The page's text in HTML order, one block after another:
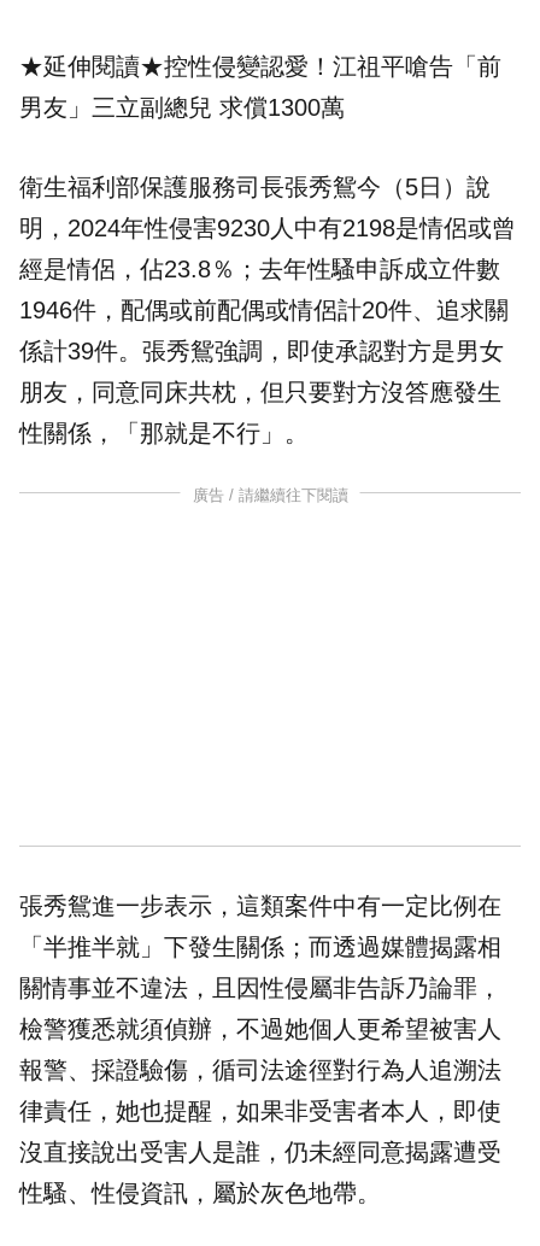
★延伸閱讀★控性侵變認愛！江祖平嗆告「前
男友」三立副總兒 求償1300萬
衛生福利部保護服務司長張秀鴛今（5日）說
明，2024年性侵害9230人中有2198是情侶或曾
經是情侶，佔23.8％；去年性騷申訴成立件數
1946件，配偶或前配偶或情侶計20件、追求關
係計39件。張秀鴛強調，即使承認對方是男女
朋友，同意同床共枕，但只要對方沒答應發生
性關係，「那就是不行」。
廣告 / 請繼續往下閱讀
張秀鴛進一步表示，這類案件中有一定比例在
「半推半就」下發生關係；而透過媒體揭露相
關情事並不違法，且因性侵屬非告訴乃論罪，
檢警獲悉就須偵辦，不過她個人更希望被害人
報警、採證驗傷，循司法途徑對行為人追溯法
律責任，她也提醒，如果非受害者本人，即使
沒直接說出受害人是誰，仍未經同意揭露遭受
性騷、性侵資訊，屬於灰色地帶。